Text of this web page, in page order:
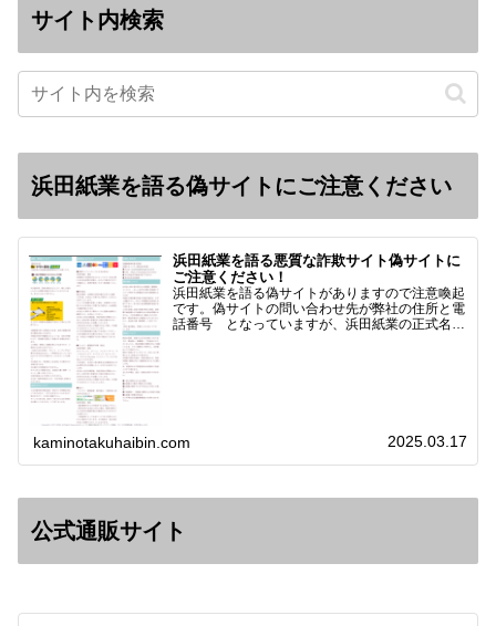
サイト内検索
浜田紙業を語る偽サイトにご注意ください
浜田紙業を語る悪質な詐欺サイト偽サイトに
ご注意ください！
浜田紙業を語る偽サイトがありますので注意喚起
です。偽サイトの問い合わせ先が弊社の住所と電
話番号 となっていますが、浜田紙業の正式名称
kaminotakuhaibin.com 2025.03.17
公式通販サイト